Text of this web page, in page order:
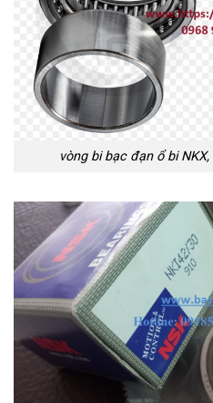
vòng bi bạc đạn ổ bi NKX,